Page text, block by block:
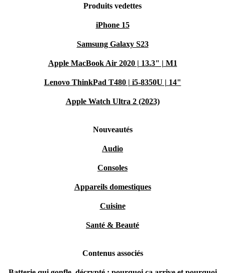
Produits vedettes
iPhone 15
Samsung Galaxy S23
Apple MacBook Air 2020 | 13.3" | M1
Lenovo ThinkPad T480 | i5-8350U | 14"
Apple Watch Ultra 2 (2023)
Nouveautés
Audio
Consoles
Appareils domestiques
Cuisine
Santé & Beauté
Contenus associés